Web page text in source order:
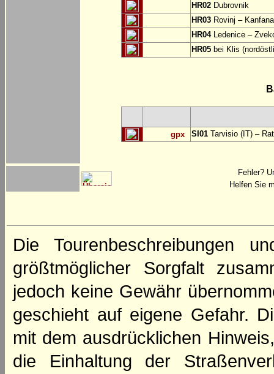
HR02 Dubrovnik
HR03 Rovinj –
HR04Ledenice –
HR05 bei Klis
gpx SI01 Tarvisio (IT) –
Fehler?
Helfen Sie
Die Tourenbeschreibungen
größtmöglicher Sorgfalt
jedoch keine Gewähr
geschieht auf eigene Gefahr.
mit dem ausdrücklichen
die Einhaltung der